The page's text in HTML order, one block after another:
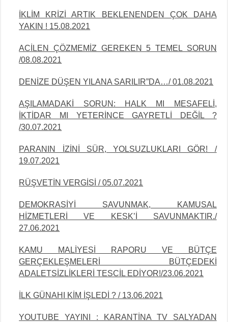
İKLİM KRİZİ ARTIK BEKLENENDEN ÇOK DAHA
YAKIN ! 15.08.2021
ACİLEN ÇÖZMEMİZ GEREKEN 5 TEMEL SORUN
/08.08.2021
DENİZE DÜŞEN YILANA SARILIR”DA…/ 01.08.2021
AŞILAMADAKİ SORUN: HALK MI MESAFELİ,
İKTİDAR MI YETERİNCE GAYRETLİ DEĞİL ?
/30.07.2021
PARANIN İZİNİ SÜR, YOLSUZLUKLARI GÖR! /
19.07.2021
RÜŞVETİN VERGİSİ / 05.07.2021
DEMOKRASİYİ SAVUNMAK, KAMUSAL
HİZMETLERİ VE KESK’İ SAVUNMAKTIR./
27.06.2021
KAMU MALİYESİ RAPORU VE BÜTÇE
GERÇEKLEŞMELERİ BÜTÇEDEKİ
ADALETSİZLİKLERİ TESCİL EDİYOR!/23.06.2021
İLK GÜNAHI KİM İŞLEDİ ? / 13.06.2021
YOUTUBE YAYINI : KARANTİNA TV SALYADAN